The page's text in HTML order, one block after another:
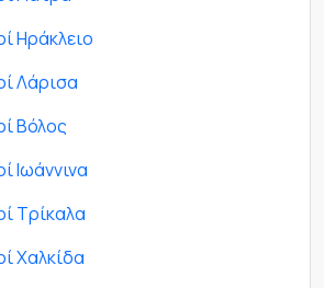
Ηράκλειο
Λάρισα
Βόλος
Ιωάννινα
Τρίκαλα
Χαλκίδα